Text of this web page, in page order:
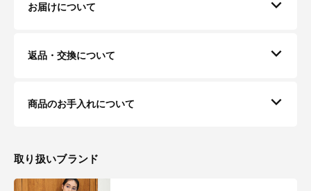
すっきりしたV開は顔周りをシャープに見せながらも、上品な印象を与える
Aタイプのパンツはタックとウエスト部分がぐるりとゴム仕様なので、身体
のラインを拾いにくくなっております。
Bタイプのパンツはタックとウエスト部分がぐるりとゴム仕様なので、身体
素材
お届けについて
返品・交換について
商品のお手入れについて
取り扱いブランド